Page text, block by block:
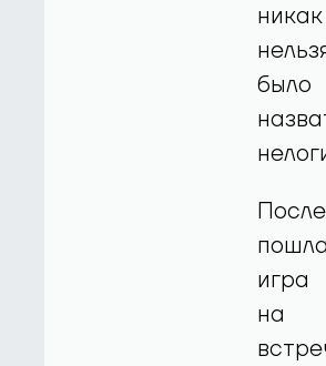
никак
было
После
пошла
игра
на